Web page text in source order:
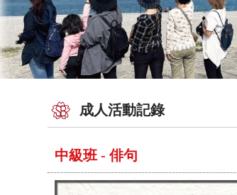
成人活動記錄
中級班 - 俳句